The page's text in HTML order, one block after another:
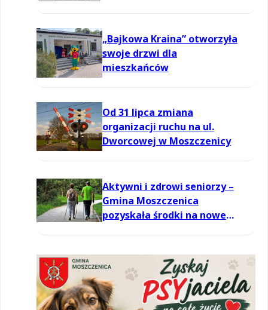
„Bajkowa Kraina” otworzyła
swoje drzwi dla
mieszkańców
Od 31 lipca zmiana
organizacji ruchu na ul.
Dworcowej w Moszczenicy
Aktywni i zdrowi seniorzy –
Gmina Moszczenica
pozyskała środki na nowe